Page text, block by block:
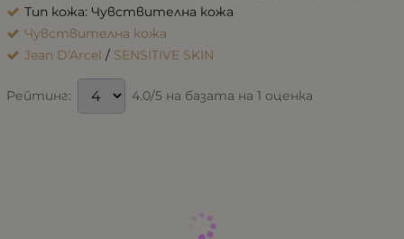
Тип кожа: Чувствителна кожа
Чувствителна кожа
Jean D'Arcel / SENSITIVE SKIN
Рейтинг: 4.0/5 на базата на 1 оценка